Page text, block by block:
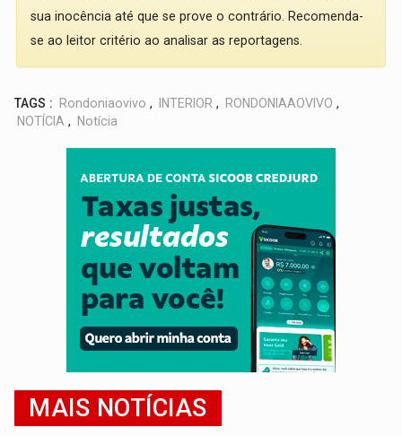
sua inocência até que se prove o contrário. Recomenda-
se ao leitor critério ao analisar as reportagens.
TAGS : Rondoniaovivo , INTERIOR , RONDONIAAOVIVO ,
NOTÍCIA , Notícia
MAIS NOTÍCIAS